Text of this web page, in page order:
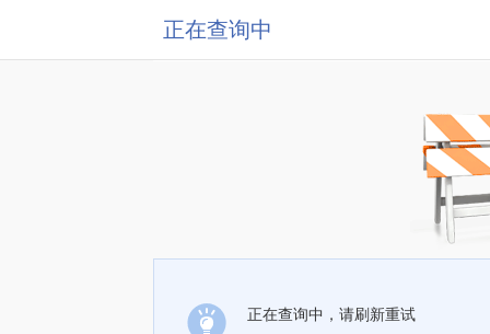
正在查询中
正在查询中，请刷新重试